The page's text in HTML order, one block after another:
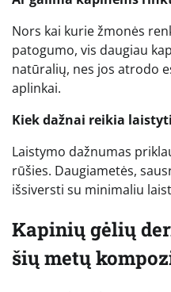
Nors kai kurie žmonės
patogumo, vis daugiau
natūralių, nes jos atrodo
aplinkai.
Kiek dažnai reikia
Laistymo dažnumas
rūšies. Daugiametės,
išsiversti su minimaliu
Kapinių gėlių
šių metų